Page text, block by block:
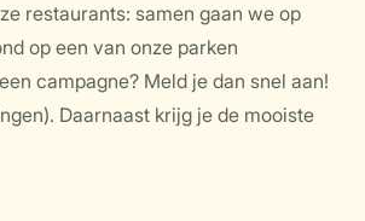
restaurants: samen gaan we op
op een van onze parken
campagne? Meld je dan snel aan!
Daarnaast krijg je de mooiste